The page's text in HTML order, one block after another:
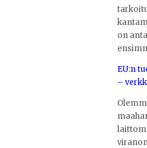
on
EU:n
–